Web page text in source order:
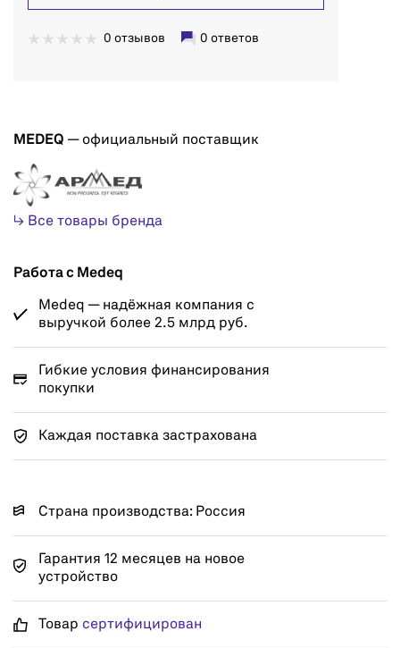
0 отзывов 0 ответов
MEDEQ — официальный поставщик
↳ Все товары бренда
Работа с Medeq
Medeq — надёжная компания с
выручкой более 2.5 млрд руб.
Гибкие условия финансирования
покупки
Каждая поставка застрахована
Страна производства: Россия
Гарантия 12 месяцев на новое
устройство
Товар сертифицирован